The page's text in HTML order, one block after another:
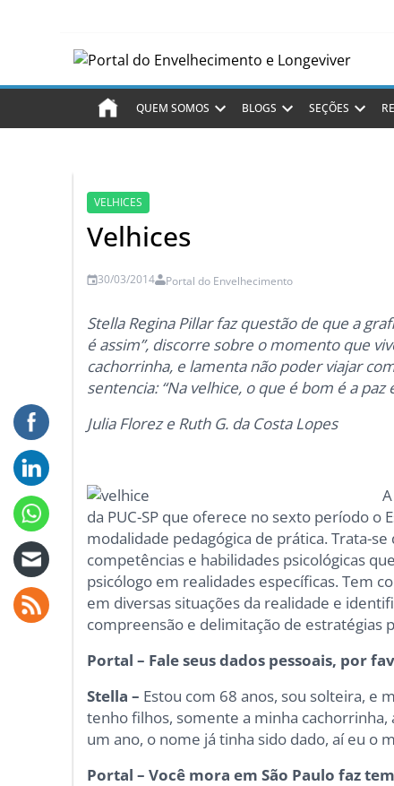
QUEM SOMOS BLOGS SEÇÕES
VELHICES
Velhices
30/03/2014 Portal do Envelhecimento
Stella Regina Pillar faz questão de que a
é assim”, discorre sobre o momento que
cachorrinha, e lamenta não poder viajar
sentencia: “Na velhice, o que é bom é a paz
Julia Florez e Ruth G. da Costa Lopes
da PUC-SP que oferece no sexto período o
modalidade pedagógica de prática. Trata-
competências e habilidades psicológicas
psicólogo em realidades específicas. Tem
em diversas situações da realidade e
compreensão e delimitação de estratégias
Portal – Fale seus dados pessoais, por
Stella – Estou com 68 anos, sou solteira, e
tenho filhos, somente a minha cachorrinha,
um ano, o nome já tinha sido dado, aí eu o
Portal – Você mora em São Paulo faz